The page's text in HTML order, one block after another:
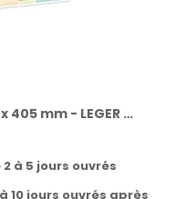
SCO-PASTEL 2026 - MAXI 650 x 405 mm - LEGER 400G - DOS CUISINE - SANS MARQUAGE - 1 TROU EN TETE
à 5 jours ouvrés
10 jours ouvrés après